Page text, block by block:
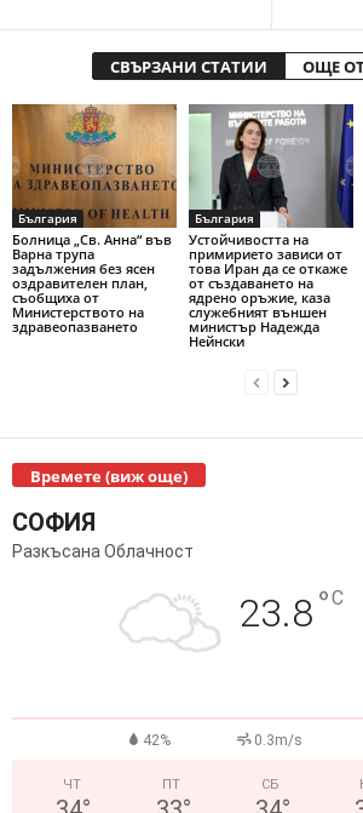
СВЪРЗАНИ СТАТИИ ОЩЕ
България
Болница „Св. Анна“ във
Варна трупа
задължения без ясен
оздравителен план,
съобщиха от
Министерството на
здравеопазването
България
Устойчивостта на
примирието зависи от
това Иран да се откаже
от създаването на
ядрено оръжие, каза
служебният външен
министър Надежда
Нейнски
Времете (виж още)
СОФИЯ
Разкъсана Облачност
23.8°C
42% 0.3m/s
ЧТ ПТ СБ